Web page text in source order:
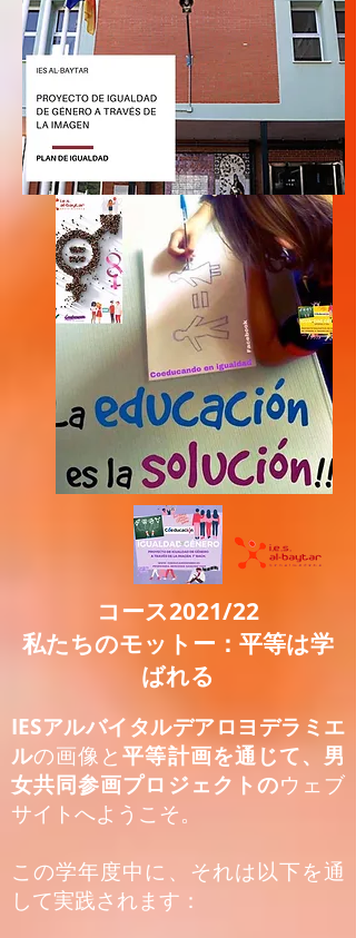
コース2021/22
私たちのモットー：平等は学
ばれる
IESアルバイタルデアロヨデラミエ
ルの画像と平等計画を通じて、男
女共同参画プロジェクトのウェブ
サイトへようこそ。
この学年度中に、それは以下を通
して実践されます：